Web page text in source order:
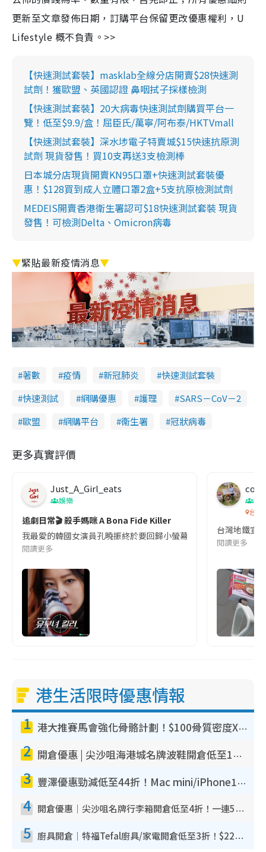
更新至文章發佈日期，訂購平台保留更改優惠權利，U
Lifestyle 概不負責。>>
【快速測試套裝】masklab全線分店開賣$28快速測
試劑！獲歐盟、英國認證 鼻咽拭子採樣檢測
【快速測試套裝】20大病毒快速測試劑購買平台一
覽！低至$9.9/盒！屈臣氏/萬寧/阿布泰/HKTVmall
【快速測試套裝】深水埗電子特賣城$15快速抗原測
試劑 現貨發售！買10支再送3支檢測棒
日本城分店現貨開賣KN95口罩+快速測試套裝優
惠！$128買到成人立體口罩2盒+5支抗原檢測試劑
MEDEIS開賣香港衛生署認可$18快速測試套裝 現貨
發售！可檢測Delta、Omicron病毒
▼緊貼最新疫情消息▼
著數 疫情 新冠肺炎
快速測試套裝
快速測試
網購優惠 護理
SARS－CoV－2
歐盟
網購平台 衞生署 冠狀病毒
更多真實評價
Just_A_Girl_eats
娛樂
追劇日常🎬 殺手媽咪 A Bona Fide Killer
我最愛的韓國女演員孔曉振終於要回歸小螢幕啦!這次的劇本改編
閱讀更多
co
吹
台灣
台灣地鐵宣
閱讀更多
港生活限時優惠情報
1 港大推賽馬會強化骨骼計劃！$100骨質密度X光檢查 完成免費運動訓練送超市禮券！附參加資格
2 開倉優惠 | 尖沙咀海港城名牌波鞋開倉低至1折！On鞋$899起／Joy&Peace鞋履$98起
3 豐澤優惠勁減低至44折！Mac mini/iPhone17Pro大減價！廚房家電$220起
4 開倉優惠｜尖沙咀名牌行李箱開倉低至4折！一連5日 American Tourister/ace./Hallmark $200起！
5 廚具開倉｜特福Tefal廚具/家電開倉低至3折！$220起買平底鍋/炒鑊/湯煲！電飯煲/吸塵機/燙斗$418起